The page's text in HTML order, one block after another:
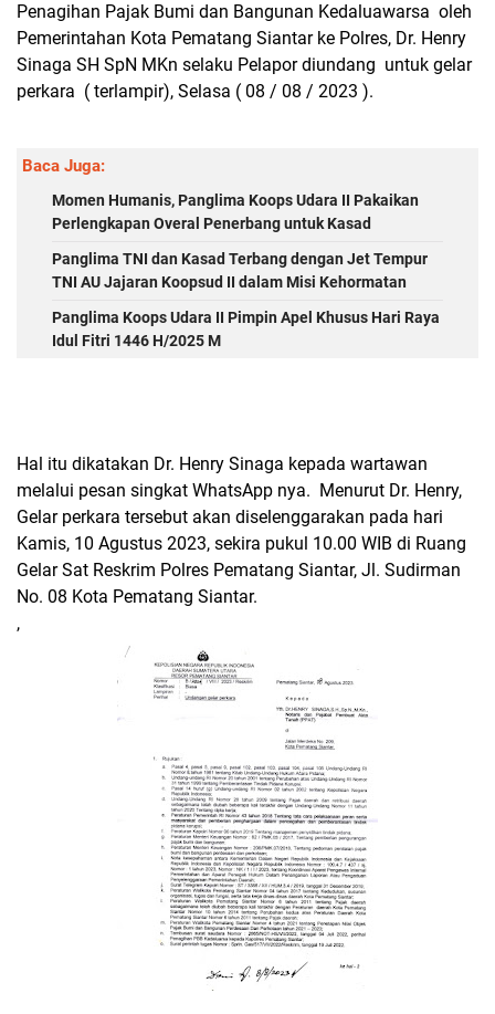
Penagihan Pajak Bumi dan Bangunan Kedaluawarsa oleh
Pemerintahan Kota Pematang Siantar ke Polres, Dr. Henry
Sinaga SH SpN MKn selaku Pelapor diundang untuk gelar
perkara ( terlampir), Selasa ( 08 / 08 / 2023 ).
Baca Juga:
Momen Humanis, Panglima Koops Udara II Pakaikan
Perlengkapan Overal Penerbang untuk Kasad
Panglima TNI dan Kasad Terbang dengan Jet Tempur
TNI AU Jajaran Koopsud II dalam Misi Kehormatan
Panglima Koops Udara II Pimpin Apel Khusus Hari Raya
Idul Fitri 1446 H/2025 M
Hal itu dikatakan Dr. Henry Sinaga kepada wartawan
melalui pesan singkat WhatsApp nya. Menurut Dr. Henry,
Gelar perkara tersebut akan diselenggarakan pada hari
Kamis, 10 Agustus 2023, sekira pukul 10.00 WIB di Ruang
Gelar Sat Reskrim Polres Pematang Siantar, Jl. Sudirman
No. 08 Kota Pematang Siantar.
,